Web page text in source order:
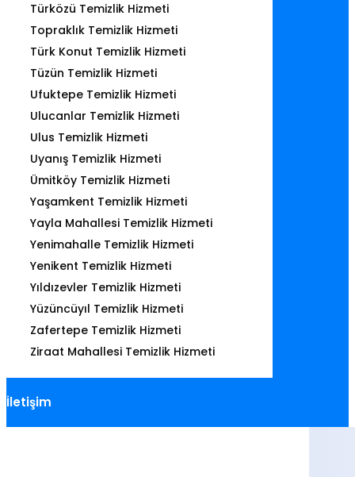
Türközü Temizlik Hizmeti
Topraklık Temizlik Hizmeti
Türk Konut Temizlik Hizmeti
Tüzün Temizlik Hizmeti
Ufuktepe Temizlik Hizmeti
Ulucanlar Temizlik Hizmeti
Ulus Temizlik Hizmeti
Uyanış Temizlik Hizmeti
Ümitköy Temizlik Hizmeti
Yaşamkent Temizlik Hizmeti
Yayla Mahallesi Temizlik Hizmeti
Yenimahalle Temizlik Hizmeti
Yenikent Temizlik Hizmeti
Yıldızevler Temizlik Hizmeti
Yüzüncüyıl Temizlik Hizmeti
Zafertepe Temizlik Hizmeti
Ziraat Mahallesi Temizlik Hizmeti
İletişim